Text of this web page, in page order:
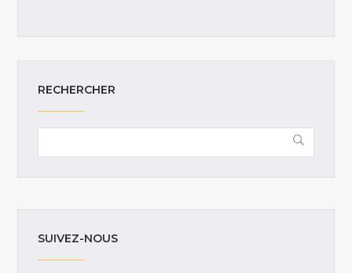
RECHERCHER
SUIVEZ-NOUS